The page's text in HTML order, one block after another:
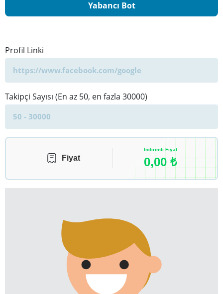
Yabancı Bot
Profil Linki
Takipçi Sayısı (En az 50, en fazla 30000)
Fiyat
İndirimli Fiyat
0,00₺